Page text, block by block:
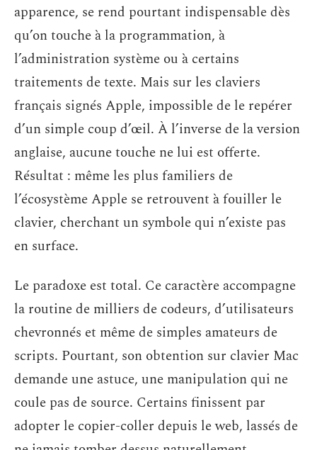
apparence, se rend pourtant indispensable dès
qu’on touche à la programmation, à
l’administration système ou à certains
traitements de texte. Mais sur les claviers
français signés Apple, impossible de le repérer
d’un simple coup d’œil. À l’inverse de la version
anglaise, aucune touche ne lui est offerte.
Résultat : même les plus familiers de
l’écosystème Apple se retrouvent à fouiller le
clavier, cherchant un symbole qui n’existe pas
en surface.
Le paradoxe est total. Ce caractère accompagne
la routine de milliers de codeurs, d’utilisateurs
chevronnés et même de simples amateurs de
scripts. Pourtant, son obtention sur clavier Mac
demande une astuce, une manipulation qui ne
coule pas de source. Certains finissent par
adopter le copier-coller depuis le web, lassés de